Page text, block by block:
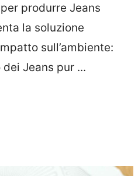
produrre Jeans
la soluzione
sull’ambiente:
Jeans pur ...